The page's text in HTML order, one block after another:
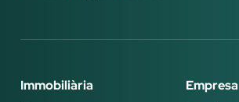
Immobiliària
Empresa